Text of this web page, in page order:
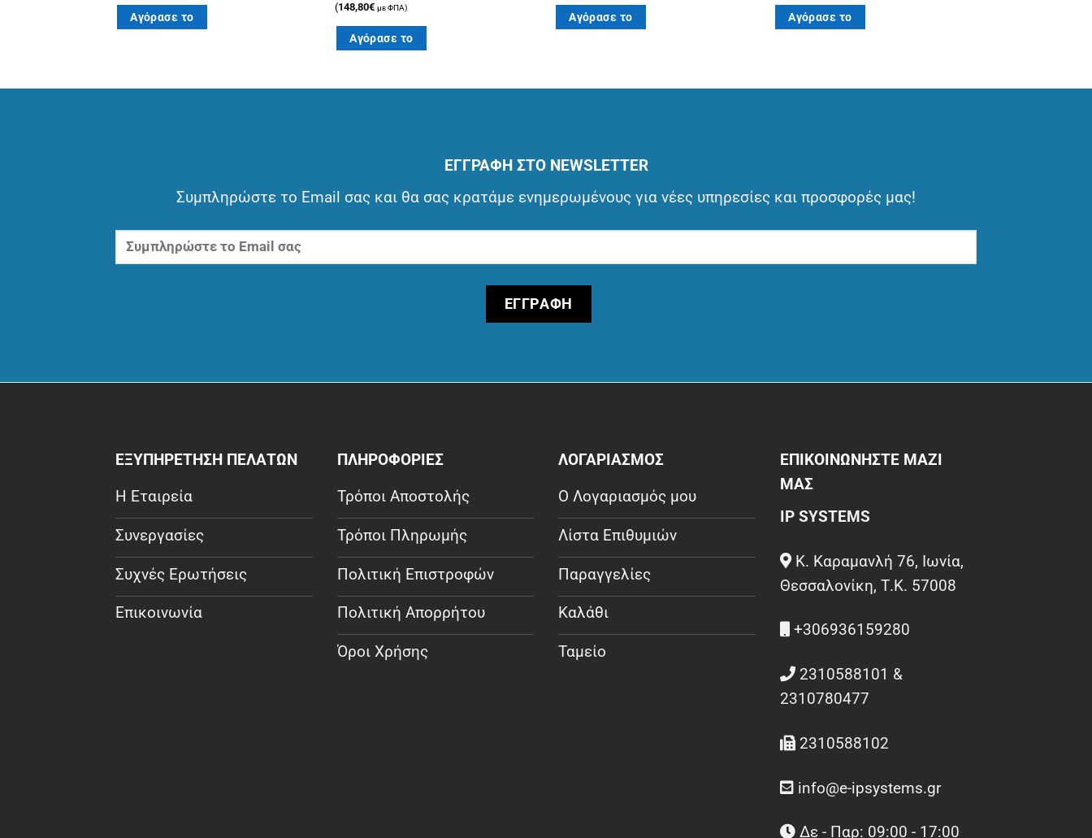
Αγόρασε το
(148,80€ με ΦΠΑ)
Αγόρασε το
Αγόρασε το Αγόρασε το
ΕΓΓΡΑΦΗ ΣΤΟ NEWSLETTER
Συμπληρώστε το Email σας και θα σας κρατάμε ενημερωμένους για νέες υπηρεσίες και προσφορές μας!
ΕΞΥΠΗΡΕΤΗΣΗ ΠΕΛΑΤΩΝ
Η Εταιρεία
Συνεργασίες
Συχνές Ερωτήσεις
Επικοινωνία
ΠΛΗΡΟΦΟΡΙΕΣ
Τρόποι Αποστολής
Τρόποι Πληρωμής
Πολιτική Επιστροφών
Πολιτική Απορρήτου
Όροι Χρήσης
ΛΟΓΑΡΙΑΣΜΟΣ
Ο Λογαριασμός μου
Λίστα Επιθυμιών
Παραγγελίες
Καλάθι
Ταμείο
ΕΠΙΚΟΙΝΩΝΗΣΤΕ ΜΑΖΙ
ΜΑΣ
IP SYSTEMS
Κ. Καραμανλή 76, Ιωνία,
Θεσσαλονίκη, Τ.Κ. 57008
+306936159280
2310588101 &
2310780477
2310588102
info@e-ipsystems.gr
Δε - Παρ: 09:00 - 17:00